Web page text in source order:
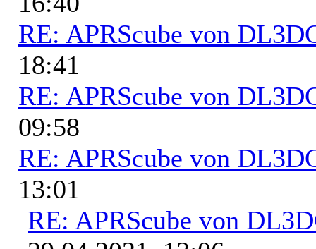
RE: APRScube von
18:41
RE: APRScube von
09:58
RE: APRScube von
13:01
RE: APRScube von